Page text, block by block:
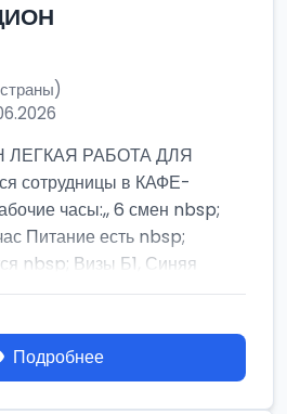
РАБОТА ДЛЯ
сотрудницы в КАФЕ-
часы:,, 6 смен nbsp;
Питание есть nbsp;
nbsp; Визы Б1, Синяя
Подробнее